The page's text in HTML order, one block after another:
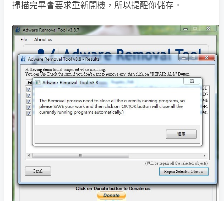
掃描完畢會要求重新開機，所以提醒你儲存。